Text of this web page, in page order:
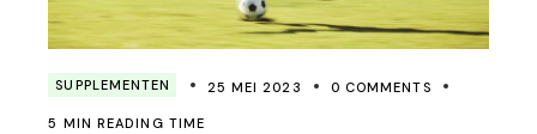
SUPPLEMENTEN 25 MEI 2023 0 COMMENTS
5 MIN READING TIME